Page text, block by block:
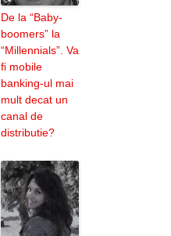
De la “Baby-
boomers” la
“Millennials”. Va
fi mobile
banking-ul mai
mult decat un
canal de
distributie?